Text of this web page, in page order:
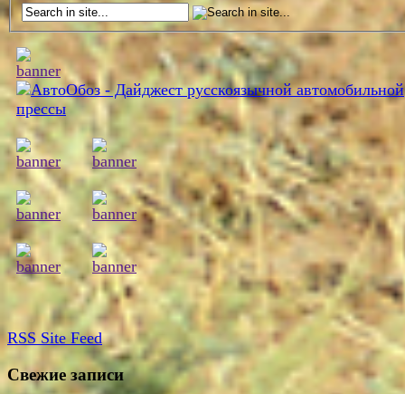
RSS Site Feed
Свежие записи